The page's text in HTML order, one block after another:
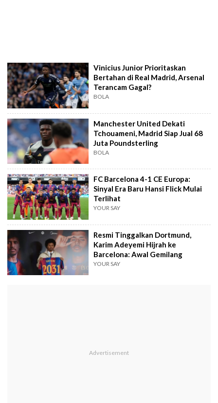
Vinicius Junior Prioritaskan
Bertahan di Real Madrid, Arsenal
Terancam Gagal?
BOLA
Manchester United Dekati
Tchouameni, Madrid Siap Jual 68
Juta Poundsterling
BOLA
FC Barcelona 4-1 CE Europa:
Sinyal Era Baru Hansi Flick Mulai
Terlihat
YOUR SAY
Resmi Tinggalkan Dortmund,
Karim Adeyemi Hijrah ke
Barcelona: Awal Gemilang
YOUR SAY